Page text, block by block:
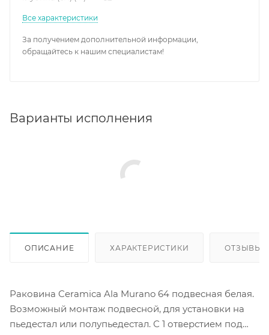
Все характеристики
За получением дополнительной информации,
обращайтесь к нашим специалистам!
Варианты исполнения
ОПИСАНИЕ ХАРАКТЕРИСТИКИ ОТЗЫВЫ
Раковина Ceramica Ala Murano 64 подвесная белая.
Возможный монтаж подвесной, для установки на
пьедестал или полупьедестал. С 1 отверстием под